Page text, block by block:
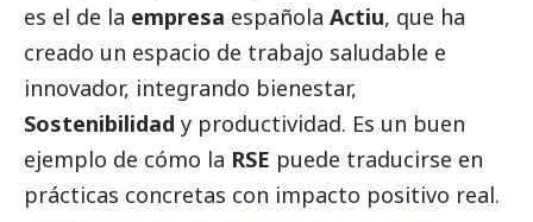
es el de la empresa española Actiu, que ha
creado un espacio de trabajo saludable e
innovador, integrando bienestar,
Sostenibilidad y productividad. Es un buen
ejemplo de cómo la RSE puede traducirse en
prácticas concretas con impacto positivo real.